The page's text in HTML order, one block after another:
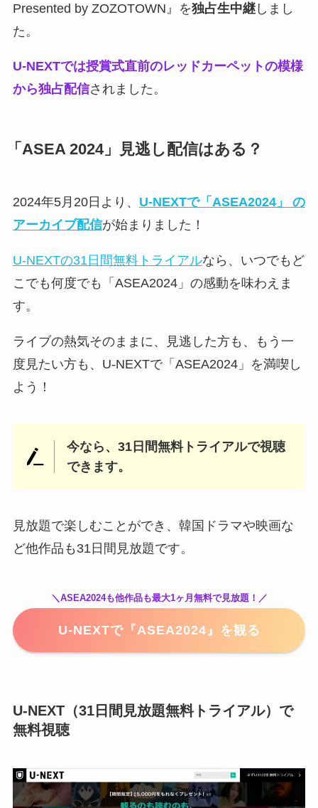
Presented by ZOZOTOWN』を独占生中継しまし
た。
U-NEXTでは授賞式直前のレッドカーペットの模様
から独占配信されました。
「ASEA 2024」見逃し配信はある？
2024年5月20日より、 U-NEXTで「ASEA2024」 の
アーカイブ配信が始まりました！
U-NEXTの31日間無料トライアルなら、いつでもど
こでも何度でも「ASEA2024」の感動を味わえま
す。
ライブの熱気そのままに、見逃した方も、もう一
度見たい方も、U-NEXTで「ASEA2024」を満喫し
よう！
今なら、31日間無料トライアルで視聴
できます。
見放題で楽しむことができ、韓国ドラマや映画な
ど他作品も31日間見放題です。
＼ASEA2024も他作品も最大1ヶ月無料で見放題！／
U-NEXTで『ASEA2024』を観る
U-NEXT（31日間見放題無料トライアル）で
無料視聴